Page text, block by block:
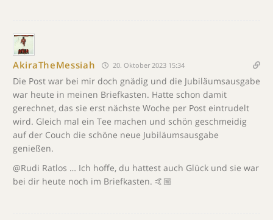
AkiraTheMessiah 20. Oktober 2023 15:34
Die Post war bei mir doch gnädig und die Jubiläumsausgabe
war heute in meinen Briefkasten. Hatte schon damit
gerechnet, das sie erst nächste Woche per Post eintrudelt
wird. Gleich mal ein Tee machen und schön geschmeidig
auf der Couch die schöne neue Jubiläumsausgabe
genießen.
@Rudi Ratlos … Ich hoffe, du hattest auch Glück und sie war
bei dir heute noch im Briefkasten. 🤙🏼